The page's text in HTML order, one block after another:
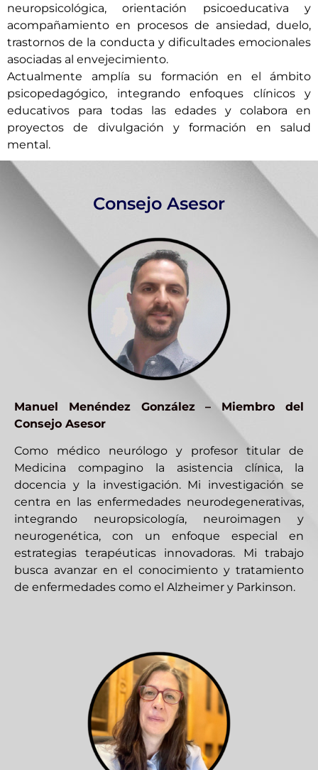
neuropsicológica, orientación psicoeducativa y
acompañamiento en procesos de ansiedad, duelo,
trastornos de la conducta y dificultades emocionales
asociadas al envejecimiento.
Actualmente amplía su formación en el ámbito
psicopedagógico, integrando enfoques clínicos y
educativos para todas las edades y colabora en
proyectos de divulgación y formación en salud
mental.
Consejo Asesor
Manuel Menéndez González – Miembro del
Consejo Asesor
Como médico neurólogo y profesor titular de
Medicina compagino la asistencia clínica, la
docencia y la investigación. Mi investigación se
centra en las enfermedades neurodegenerativas,
integrando neuropsicología, neuroimagen y
neurogenética, con un enfoque especial en
estrategias terapéuticas innovadoras. Mi trabajo
busca avanzar en el conocimiento y tratamiento
de enfermedades como el Alzheimer y Parkinson.